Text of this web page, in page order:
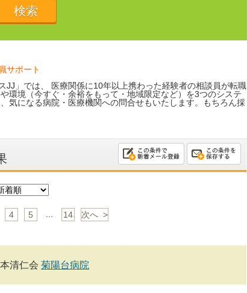
サポート
JJ」では、 医療関係に10年以上携わった経験者の相談員が転職
環境（今すぐ・余裕をもって・地域限定など）を3つのシステ
気になる病院・医療機関への問合せもいたします。もちろん採
4 5 14 次へ >
清仁会 菊陽台病院